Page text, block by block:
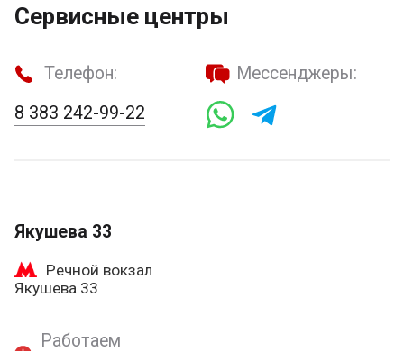
Сервисные центры
Телефон:
8 383 242-99-22
Мессенджеры:
Якушева 33
Речной вокзал
Якушева 33
Работаем